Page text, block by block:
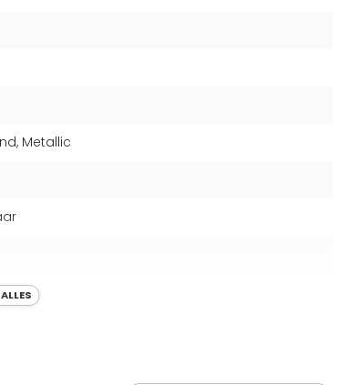
Metallic